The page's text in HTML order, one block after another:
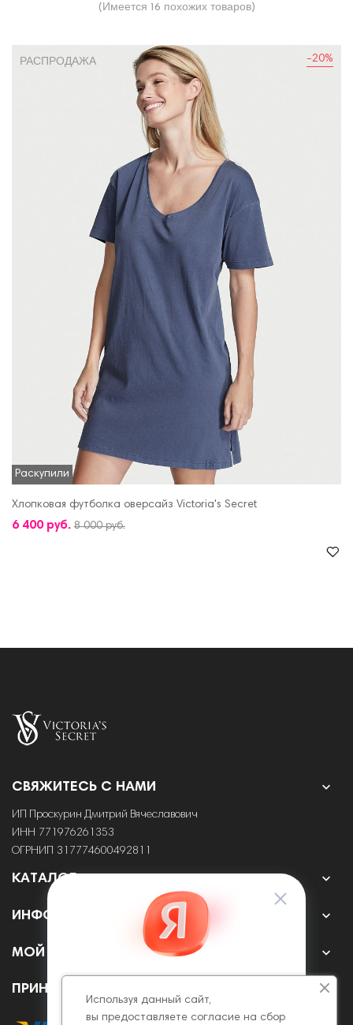
(Имеется 16 похожих товаров)
-20%
РАСПРОДАЖА
Раскупили
Хлопковая футболка оверсайз Victoria's Secret
6 400 руб. 8 000 руб.
СВЯЖИТЕСЬ С НАМИ 
ИП Проскурин Дмитрий Вячеславович
ИНН 771976261353
ОГРНИП 317774600492811
КАТАЛОГ 
ИНФОРМАЦИЯ 
МОЙ АККАУНТ 
ПРИНИМАЕМ К ОПЛАТЕ ОНЛАЙН
Используя данный сайт,
вы предоставляете согласие на сбор